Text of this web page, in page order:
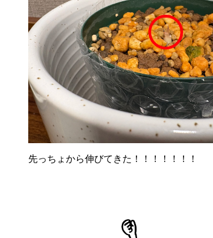
先っちょから伸びてきた！！！！！！！